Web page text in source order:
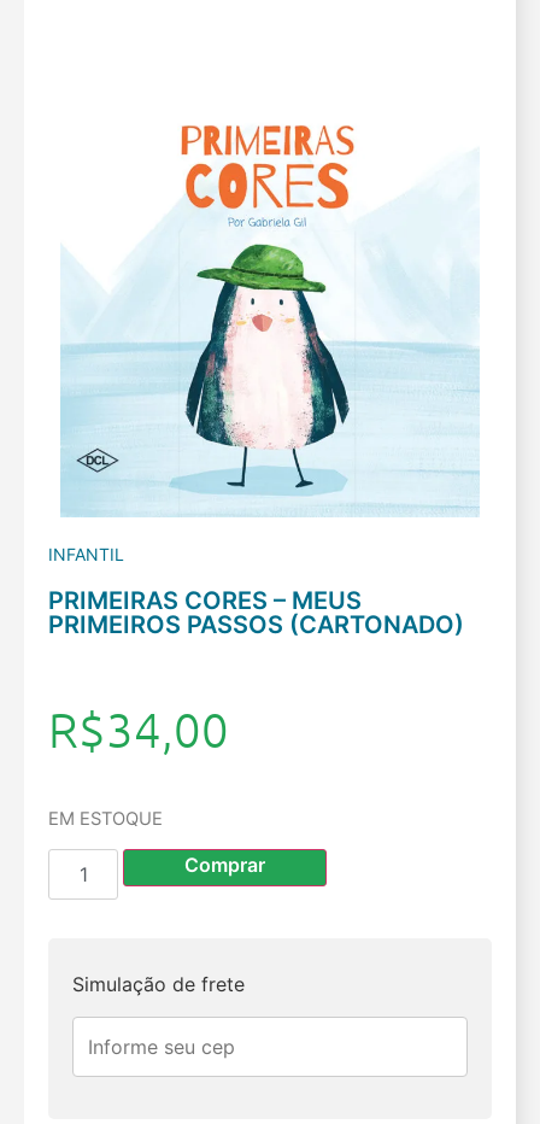
INFANTIL
PRIMEIRAS CORES – MEUS
PRIMEIROS PASSOS (CARTONADO)
R$34,00
EM ESTOQUE
Comprar
Simulação de frete